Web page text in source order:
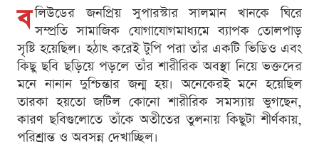
ব লিউডের জনপ্রিয় সুপারস্টার সালমান খানকে ঘিরে
সম্প্রতি সামাজিক যোগাযোগমাধ্যমে ব্যাপক তোলপাড়
সৃষ্টি হয়েছিল। হঠাৎ করেই টুপি পরা তাঁর একটি ভিডিও এবং
কিছু ছবি ছড়িয়ে পড়লে তাঁর শারীরিক অবস্থা নিয়ে ভক্তদের
মনে নানান দুশ্চিন্তার জন্ম হয়। অনেকেরই মনে হয়েছিল
তারকা হয়তো জটিল কোনো শারীরিক সমস্যায় ভুগছেন,
কারণ ছবিগুলোতে তাঁকে অতীতের তুলনায় কিছুটা শীর্ণকায়,
পরিশ্রান্ত ও অবসন্ন দেখাচ্ছিল।